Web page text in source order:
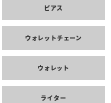
ピアス
ウォレットチェーン
ウォレット
ライター